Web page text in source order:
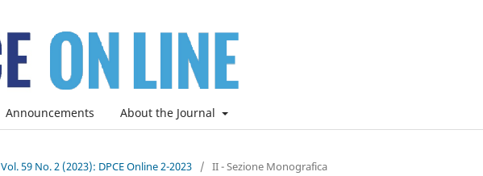
Announcements About the Journal
Vol. 59 No. 2 (2023): DPCE Online 2-2023 / II - Sezione Monografica